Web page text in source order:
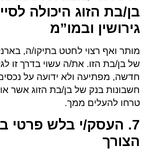
בן/בת הזוג היכולה
גירושין ובמו”מ
מותר ואף רצוי לחטט בתיקו/ה,
של בן/בת הזו. את/ה עשוי בדרך זו
חדשה, מפתיעה ולא ידועה על
חשבונות בנק של בן/בת הזוג אשר
טרחו להעלים ממך.
7. העסק/י בלש פרטי
הצורך